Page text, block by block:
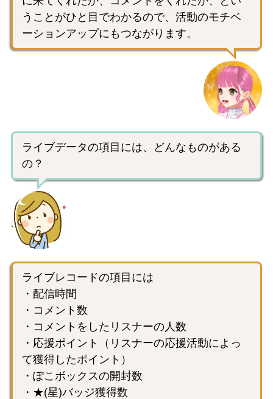
うことがひと目でわかるので、活動のモチベ
ーションアップにもつながります。
ライブデータの項目には、どんなものがある
の？
ライブレコードの項目には
・配信時間
・コメント数
・コメントをしたリスナーの人数
・応援ポイント（リスナーの応援活動によっ
て獲得したポイント）
・ぽこボックスの開封数
・★(星)バッジ獲得数